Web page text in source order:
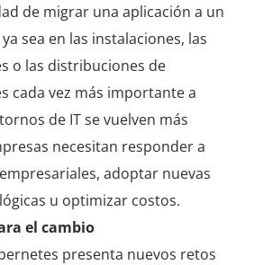
de migrar una aplicación a un
sea en las instalaciones, las
o las distribuciones de
cada vez más importante a
de IT se vuelven más
necesitan responder a
adoptar nuevas
u optimizar costos.
el cambio
presenta nuevos retos